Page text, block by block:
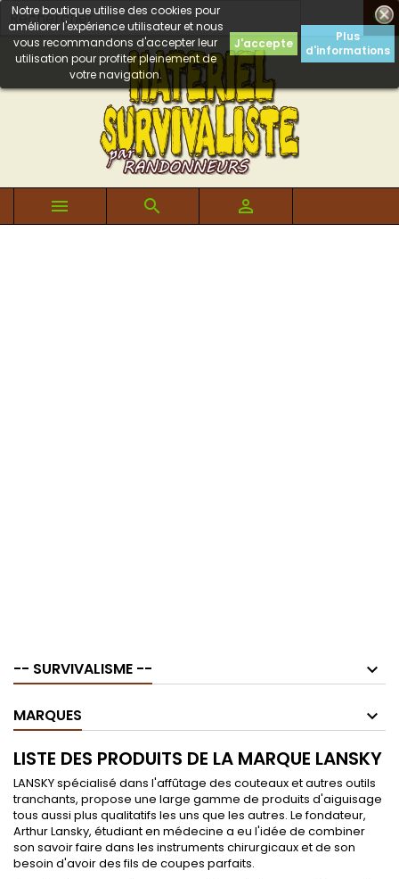

Notre boutique utilise des cookies pour
améliorer l'expérience utilisateur et nous
vous recommandons d'accepter leur
utilisation pour profiter pleinement de
votre navigation.
J'accepte
Plus
d'informations
  
-- SURVIVALISME --
MARQUES
LISTE DES PRODUITS DE LA MARQUE LANSKY
LANSKY spécialisé dans l'affûtage des couteaux et autres outils
tranchants, propose une large gamme de produits d'aiguisage
tous aussi plus qualitatifs les uns que les autres. Le fondateur,
Arthur Lansky, étudiant en médecine a eu l'idée de combiner
son savoir faire dans les instruments chirurgicaux et de son
besoin d'avoir des fils de coupes parfaits.